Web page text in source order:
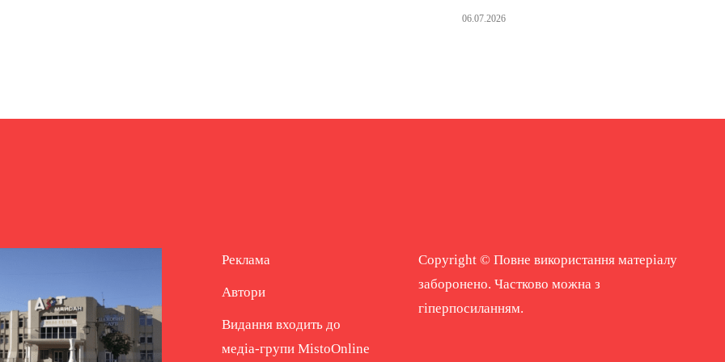
06.07.2026
Реклама
Автори
Видання входить до
медіа-групи MistoOnline
Copyright © Повне використання матеріалу
заборонено. Частково можна з
гіперпосиланням.